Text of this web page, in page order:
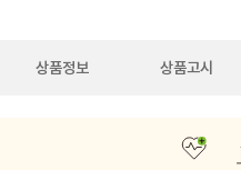
상품정보 상품고시